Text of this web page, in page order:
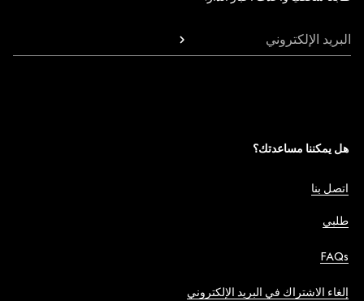
البريد الإلكتروني
هل يمكننا مساعدتك؟
اتصل بنا
طلبي
FAQs
إلغاء الاشتراك في البريد الإلكتروني